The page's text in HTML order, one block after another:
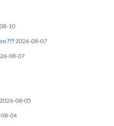
10
???2026-08-07
08-07
2026-08-05
04